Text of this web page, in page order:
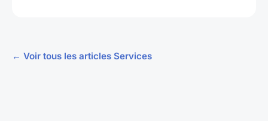
← Voir tous les articles Services